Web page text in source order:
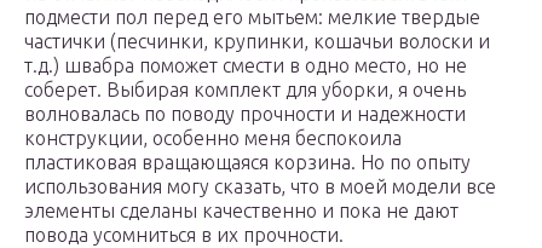
подмести пол перед его мытьем: мелкие твердые
частички (песчинки, крупинки, кошачьи волоски и
т.д.) швабра поможет смести в одно место, но не
соберет. Выбирая комплект для уборки, я очень
волновалась по поводу прочности и надежности
конструкции, особенно меня беспокоила
пластиковая вращающаяся корзина. Но по опыту
использования могу сказать, что в моей модели все
элементы сделаны качественно и пока не дают
повода усомниться в их прочности.